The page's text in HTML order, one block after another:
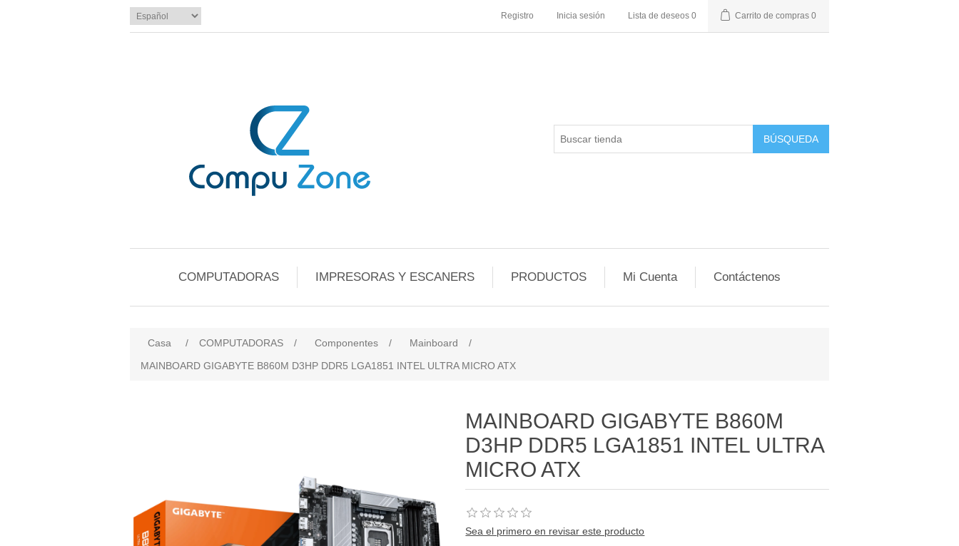
Registro Inicia sesión Lista de deseos 0 Carrito de compras 0
BÚSQUEDA
COMPUTADORAS IMPRESORAS Y ESCANERS PRODUCTOS Mi Cuenta Contáctenos
Casa / COMPUTADORAS / Componentes / Mainboard
/
MAINBOARD GIGABYTE B860M D3HP DDR5 LGA1851 INTEL ULTRA MICRO ATX
MAINBOARD GIGABYTE B860M
D3HP DDR5 LGA1851 INTEL ULTRA
MICRO ATX
Sea el primero en revisar este producto